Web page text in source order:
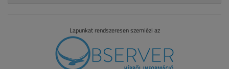
Lapunkat rendszeresen szemlézi az